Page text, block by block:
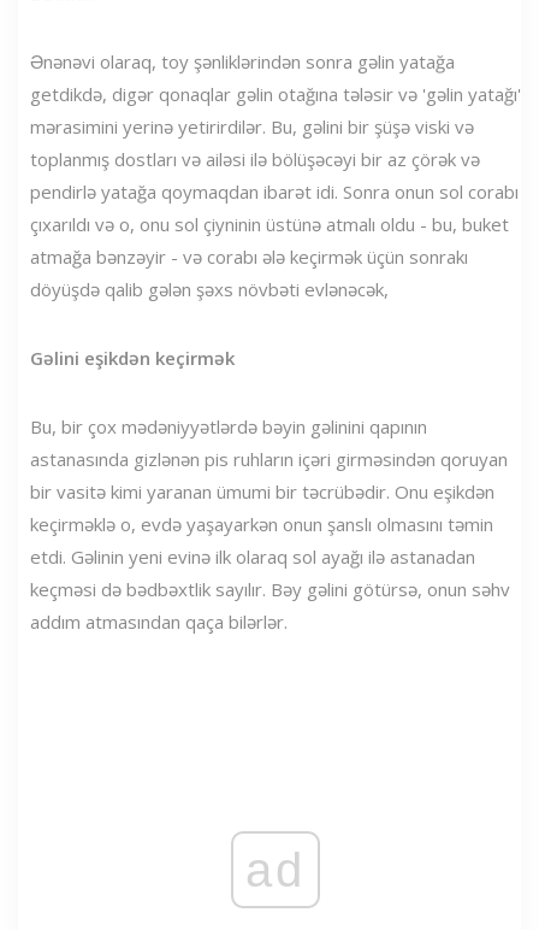
Ənənəvi olaraq, toy şənliklərindən sonra gəlin yatağa
getdikdə, digər qonaqlar gəlin otağına tələsir və 'gəlin yatağı'
mərasimini yerinə yetirirdilər. Bu, gəlini bir şüşə viski və
toplanmış dostları və ailəsi ilə bölüşəcəyi bir az çörək və
pendirlə yatağa qoymaqdan ibarət idi. Sonra onun sol corabı
çıxarıldı və o, onu sol çiyninin üstünə atmalı oldu - bu, buket
atmağa bənzəyir - və corabı ələ keçirmək üçün sonrakı
döyüşdə qalib gələn şəxs növbəti evlənəcək,
Gəlini eşikdən keçirmək
Bu, bir çox mədəniyyətlərdə bəyin gəlinini qapının
astanasında gizlənən pis ruhların içəri girməsindən qoruyan
bir vasitə kimi yaranan ümumi bir təcrübədir. Onu eşikdən
keçirməklə o, evdə yaşayarkən onun şanslı olmasını təmin
etdi. Gəlinin yeni evinə ilk olaraq sol ayağı ilə astanadan
keçməsi də bədbəxtlik sayılır. Bəy gəlini götürsə, onun səhv
addım atmasından qaça bilərlər.
ad